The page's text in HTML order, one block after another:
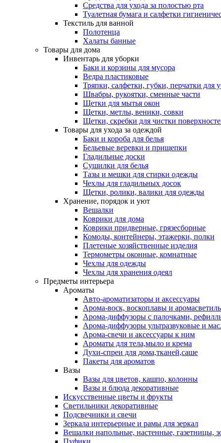
Средства для ухода за полостью рта
Туалетная бумага и салфетки
Текстиль для ванной
Полотенца
Халаты банные
Товары для дома
Инвентарь для уборки
Баки и корзины для мусора
Ведра пластиковые
Тряпки, салфетки, губки, перчатки для
Швабры, рукоятки, сменные части
Щетки для мытья окон
Щетки, метлы, веники, совки
Щетки, скребки для чистки
Товары для ухода за одеждой
Баки и короба для белья
Бельевые веревки и прищепки
Гладильные доски
Сушилки для белья
Тазы и мешки для стирки одежды
Чехлы для гладильных досок
Щетки, ролики, валики для одежды
Хранение, порядок и уют
Вешалки
Коврики для дома
Коврики придверные, грязесборные
Комоды, контейнеры, этажерки, полки
Плетеные хозяйственные изделия
Термометры оконные, комнатные
Чехлы для одежды
Чехлы для хранения одеял
Предметы интерьера
Ароматы
Авто-ароматизаторы и аксессуары
Арома-воск, воскоплавы и
Арома-диффузоры с палочками,
Арома-диффузоры ультразвуковые и
Арома-свечи и аксессуары к ним
Ароматы для тела,мыло и крема
Духи-спреи для дома,тканей,саше
Пакеты для ароматов
Вазы
Вазы для цветов, кашпо, колонны
Вазы и блюда декоративные
Искусственные цветы и фрукты
Светильники декоративные
Подсвечники и свечи
Зеркала интерьерные и рамы для зеркал
Вешалки напольные, настенные, газетницы,
Пуфики